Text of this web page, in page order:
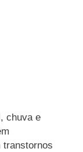
chuva e
transtornos